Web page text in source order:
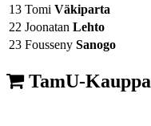
13 Tomi Väkiparta
22 Joonatan Lehto
23 Fousseny Sanogo
TamU-Kauppa